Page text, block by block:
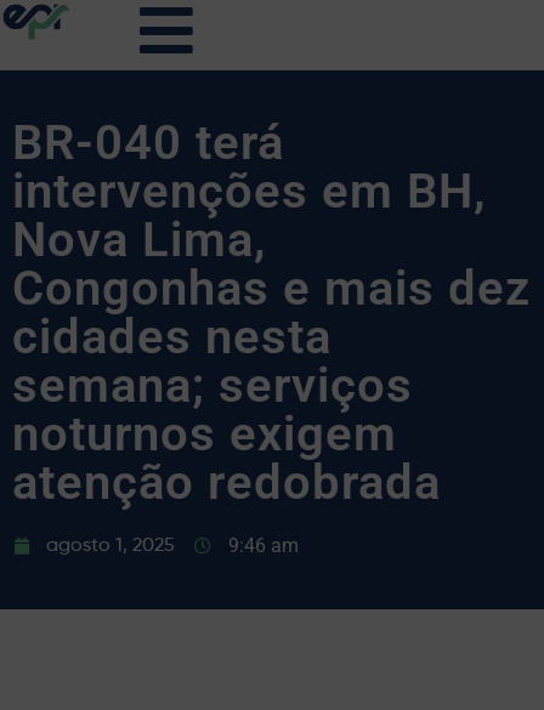
BR-040 terá
intervenções em BH,
Nova Lima,
Congonhas e mais dez
cidades nesta
semana; serviços
noturnos exigem
atenção redobrada
agosto 1, 2025 9:46 am